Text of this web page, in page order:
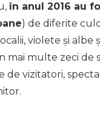
în anul 2016 au
) de diferite
violete şi albe
mai multe zeci de
de vizitatori,